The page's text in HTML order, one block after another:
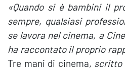
«Quando si è bambini il
sempre, qualsiasi
se lavora nel cinema, a
ha raccontato il proprio
Tre mani di cinema, scritto